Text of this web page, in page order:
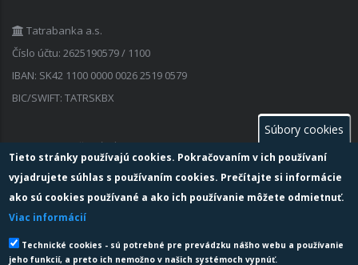
Tatrabanka a.s.
Číslo účtu: 2625190579 / 1100
IBAN: SK42 1100 0000 0026 2519 0579
BIC/SWIFT: TATRSKBX
FAKTURAČNÉ ÚDAJE
IČO: 35 741 236
IČ DPH: SK 202 024 2763
Zapísaný v obchodnom registri: vedenom Okresným súdom Žilina,
oddiel: Sro, vložka č: 69536/L
Súbory cookies
Tieto stránky používajú cookies. Pokračovaním v ich používaní
vyjadrujete súhlas s používaním cookies. Prečítajte si informácie
ako sú cookies používané a ako ich používanie môžete odmietnuť.
Viac informácií
Technické cookies - sú potrebné pre prevádzku nášho webu a používanie
jeho funkcií, a preto ich nemožno v našich systémoch vypnúť.